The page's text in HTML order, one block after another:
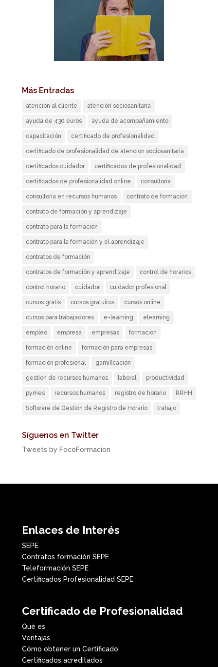
Más Entradas
atencion al cliente atención sociosanitaria
ayuda de 430 euros ayuda de acompañamiento
capacitación certificado de profesionalidad
certificado de profesionalidad de atención sociosanitaria
certificados cuidador certificados de profesionalidad
certificados de profesionalidad online consultoría
consultoría en recursos humanos contrato de formación
contrato de formación y aprendizaje
contrato para la formación
contrato para la formación y el aprendizaje
contratos de formación
contratos de formación y aprendizaje control de horarios
control horario cuidador cuidador profesional
cursos gratis cursos gratuitos cursos online
cursos para trabajadores e-learning elearning
empleo empresa empresas formacion
formación online formación para empresas
formación profesional gamificación
gestión de recursos humanos laboral productividad
pymes recursos humanos registro de horario RRHH
Software de Gestión de Registro de Horario trabajo
Síguenos en Twitter
Tweets by FocoFormacion
Enlaces de Interés
SEPE
Contratos formación SEPE
Teleformación SEPE
Certificados Profesionalidad SEPE
Certificado de Profesionalidad
Qué es
Ventajas
Cómo obtener un Certificado
Certificados acreditados